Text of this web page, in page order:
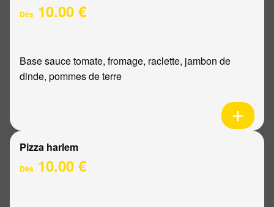
Dès 10.00 €
Base sauce tomate, fromage, raclette, jambon de
dinde, pommes de terre
Pizza harlem
Dès 10.00 €